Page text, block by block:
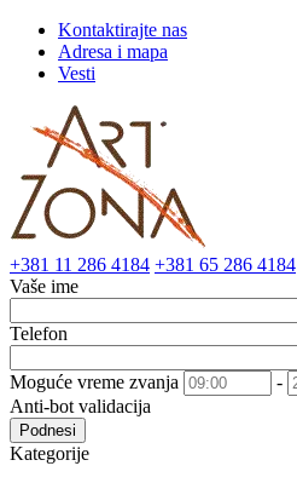
Kontaktirajte nas
Adresa i mapa
Vesti
+381 11 286 4184 +381 65 286 4184
Vaše ime
Telefon
Moguće vreme zvanja
-
Anti-bot validacija
Podnesi
Kategorije